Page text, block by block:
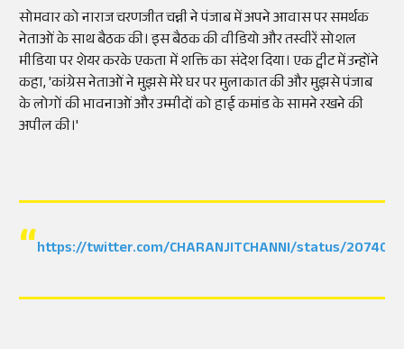
सोमवार को नाराज चरणजीत चन्नी ने पंजाब में अपने आवास पर समर्थक
नेताओं के साथ बैठक की। इस बैठक की वीडियो और तस्वीरें सोशल
मीडिया पर शेयर करके एकता में शक्ति का संदेश दिया। एक ट्वीट में उन्होंने
कहा, 'कांग्रेस नेताओं ने मुझसे मेरे घर पर मुलाकात की और मुझसे पंजाब
के लोगों की भावनाओं और उम्मीदों को हाई कमांड के सामने रखने की
अपील की।'
https://twitter.com/CHARANJITCHANNI/status/